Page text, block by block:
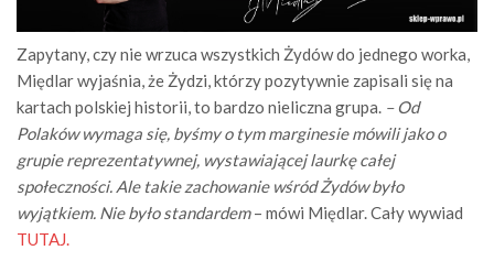
Zapytany, czy nie wrzuca wszystkich Żydów do jednego worka,
Międlar wyjaśnia, że Żydzi, którzy pozytywnie zapisali się na
kartach polskiej historii, to bardzo nieliczna grupa. – Od
Polaków wymaga się, byśmy o tym marginesie mówili jako o
grupie reprezentatywnej, wystawiającej laurkę całej
społeczności. Ale takie zachowanie wśród Żydów było
wyjątkiem. Nie było standardem– mówi Międlar. Cały wywiad
TUTAJ.